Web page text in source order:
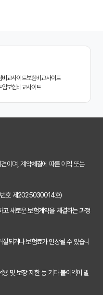
용하는 3가지 꿀팁
치아보험 비교사이트 선택 전 반드시 알아야 할 5가지 핵심 질문
임플란트, 크라운 치료비 부담? 치아보험 비교사이트 활용법 및 보장꿀팁
2026년 치아보험, 가격 vs 보장! 비교 분석으로 나에게 딱 맞는 보험 찾기
치아보험 비교사이트 활용법: 숨겨진 보장까지 꼼꼼하게 찾는 꿀팁
비교사이트보험비교사이트
암보험비교사이트
이며, 계약체결에 따른 이익 또는
번호 제2025030014호)
새로운 보험계약을 체결하는 과정
되거나 보험료가 인상될 수 있습니
및 보장 제한 등 기타 불이익이 발